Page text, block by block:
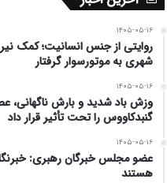
۱۴۰۵-۰۵-۱۶
روایتی از جنس انسانیت؛ کمک
شهری به موتورسوار گرفتار
۱۴۰۵-۰۵-۱۶
وزش باد شدید و بارش ناگهانی،
گنبدکاووس را تحت تأثیر قرار داد
۱۴۰۵-۰۵-۱۶
عضو مجلس خبرگان رهبری:
هستند